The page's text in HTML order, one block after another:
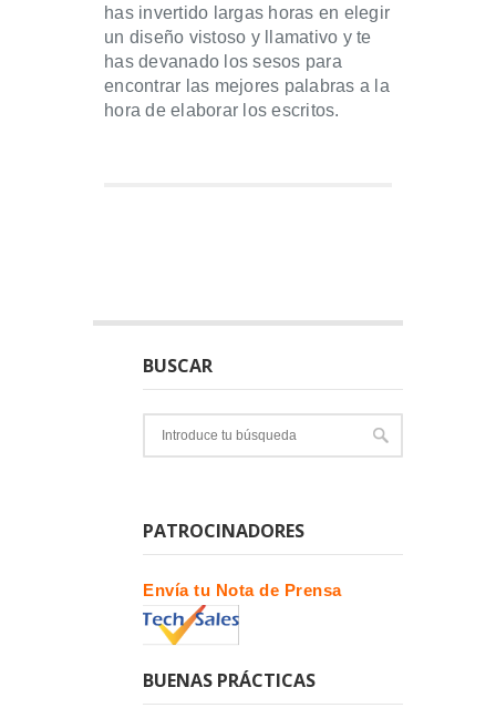
has invertido largas horas en elegir
un diseño vistoso y llamativo y te
has devanado los sesos para
encontrar las mejores palabras a la
hora de elaborar los escritos.
BUSCAR
PATROCINADORES
Envía tu Nota de Prensa
BUENAS PRÁCTICAS